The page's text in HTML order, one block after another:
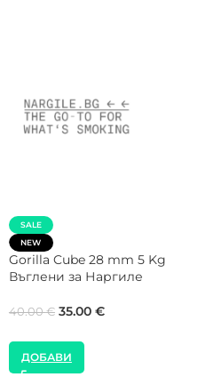
NEW
Gorilla Cube 28 mm 1 Kg Кутия
Въглени за Наргиле
ДОБАВИ